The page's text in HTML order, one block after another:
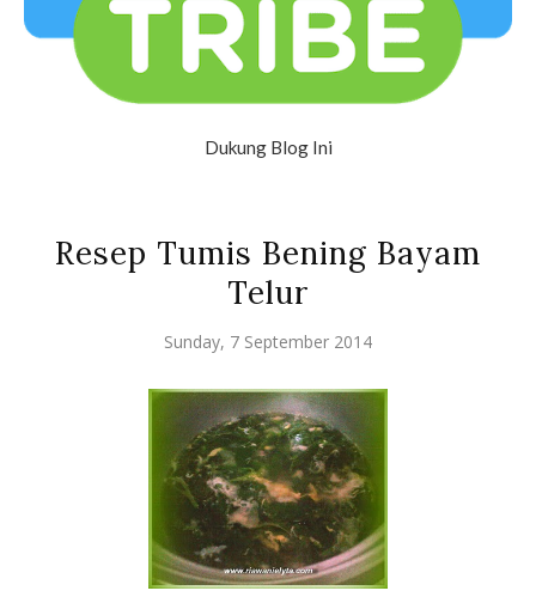
Dukung Blog Ini
Resep Tumis Bening Bayam
Telur
Sunday, 7 September 2014